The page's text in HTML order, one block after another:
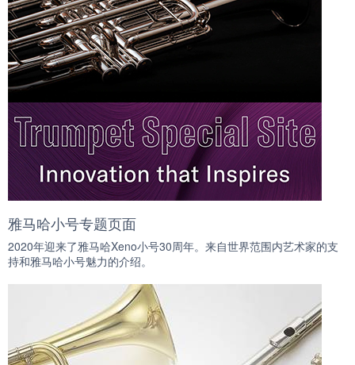
雅马哈小号专题页面
2020年迎来了雅马哈Xeno小号30周年。来自世界范围内艺术家的支
持和雅马哈小号魅力的介绍。